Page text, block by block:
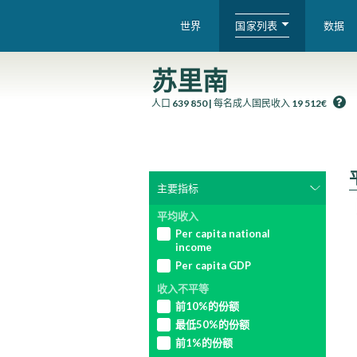
世界 国家列表 数据
苏里南
人口 639 850| 每名成人国民收入 19 512€
主要指标
平均收入
Per capita national
income
Per capita GDP
收入不平等
前10%的份额
最低50%的份额
前1%的份额
选择一项指标
国民收入
国内生产总值
Labor share of total gross
domesic product at factor-
price
Capital share of total
上一页
上一页
上一页
上一页
上一页
选择百分位数
前1%
下9%
前10%
选择一项指标
市值国民财富
非营利净财富
个人净财富
私人净财富
上一页
上一页
上一页
上一页
上一页
选择百分位数
前1%
下9%
前10%
选择一项指标
纳税主体收入
税前要素收入
稅前国民收入
税后国民收入
上一页
上一页
上一页
上一页
上一页
选择百分位数
前1%
下9%
前10%
选择一项指标
个人净财富
上一页
上一页
上一页
上一页
上一页
选择百分位数
前1%
下9%
前10%
选择一项指标
被雇人口
Data availability index
市场汇率, 人民币对本地货
币
市场汇率, 欧元对本地货币
上一页
上一页
上一页
上一页
上一页
选择百分位数
前1%
下9%
前10%
选择一项指标
National carbon footprint
[beta]
National net imports
carbon emissions [beta]
National territorial
emissions [beta]
上一页
上一页
上一页
上一页
上一页
主要
个人化
前1%
下9%
选择一项指标
Personal carbon footprint
(all sectors)
上一页
上一页
上一页
上一页
上一页
主要
个人化
前1%
下9%
瑞士
帕劳
托克劳
纽埃
East Asia (PPP)
Eastern Europe (MER)
Eastern Europe (PPP)
Europe (MER)
变量类型
CONVERSION RATES